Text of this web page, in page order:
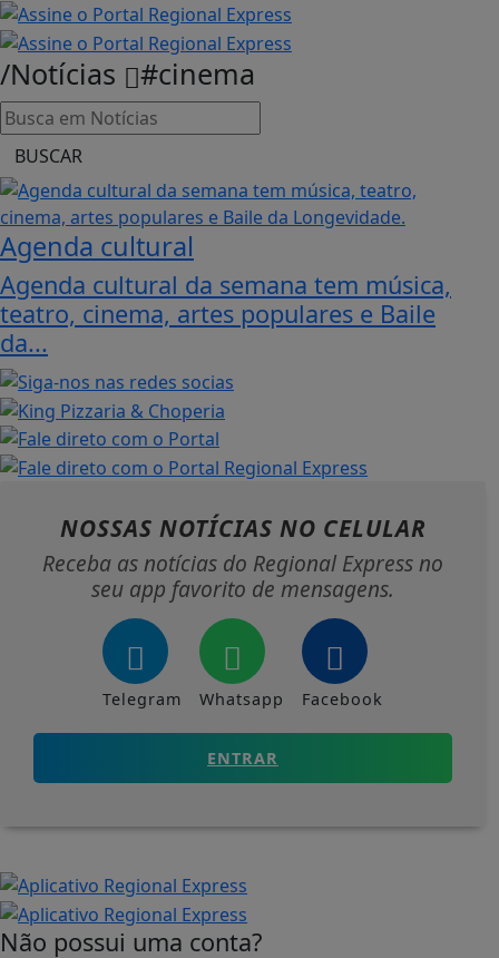
/Notícias #cinema
BUSCAR
Agenda cultural
Agenda cultural da semana tem música,
teatro, cinema, artes populares e Baile
da...
NOSSAS NOTÍCIAS NO CELULAR
Receba as notícias do Regional Express no
seu app favorito de mensagens.
Telegram Whatsapp Facebook
ENTRAR
Não possui uma conta?